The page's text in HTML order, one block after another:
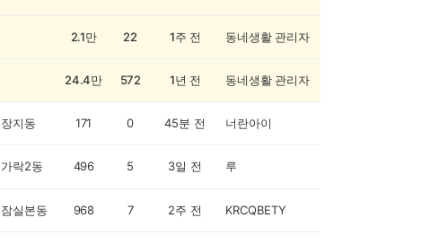
2.1만 22 1주 전 동네생활 관리자
24.4만 572 1년 전 동네생활 관리자
장지동 171 0 45분 전 너란아이
가락2동 496 5 3일 전 루
잠실본동 968 7 2주 전 KRCQBETY